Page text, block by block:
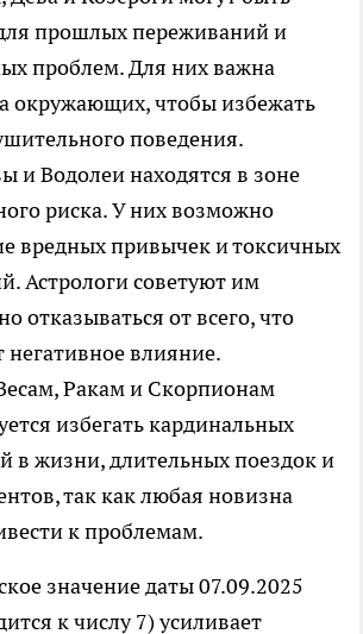
прошлых переживаний и
проблем. Для них важна
окружающих, чтобы избежать
поведения.
и Водолеи находятся в зоне
риска. У них возможно
вредных привычек и токсичных
Астрологи советуют им
отказываться от всего, что
негативное влияние.
Ракам и Скорпионам
избегать кардинальных
в жизни, длительных поездок и
так как любая новизна
к проблемам.
значение даты 07.09.2025
к числу 7) усиливает